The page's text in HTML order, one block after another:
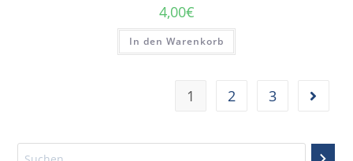
4,00€
In den Warenkorb
1 2 3